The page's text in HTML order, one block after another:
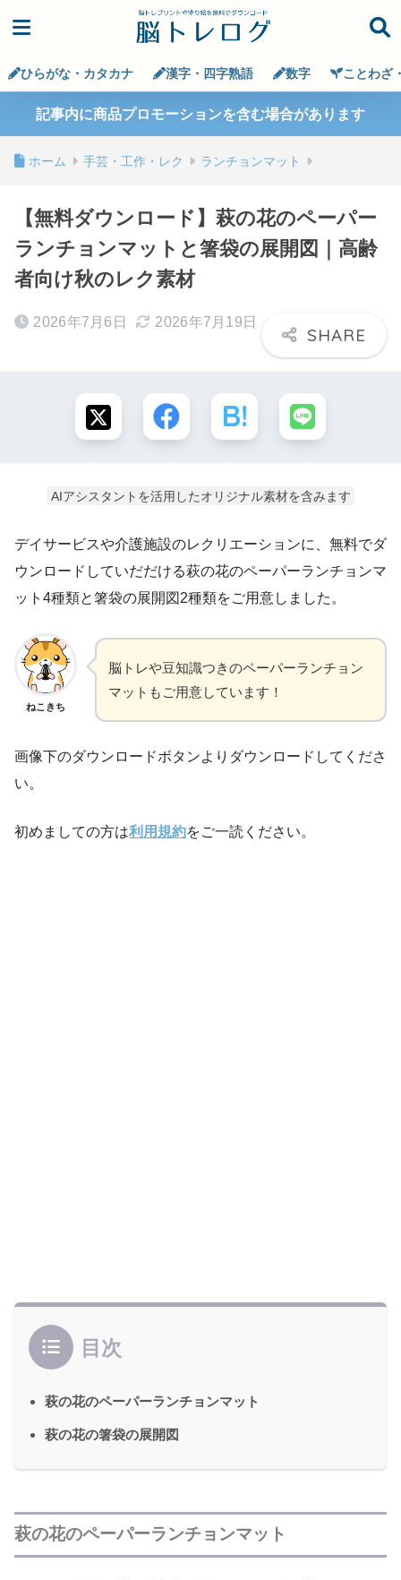
ひらがな・カタカナ 漢字・四字熟語 数字 ことわざ
記事内に商品プロモーションを含む場合があります
ホーム 手芸・工作・レク ランチョンマット
【無料ダウンロード】萩の花のペーパー
ランチョンマットと箸袋の展開図｜高齢
者向け秋のレク素材
2026年7月6日 2026年7月19日
AIアシスタントを活用したオリジナル素材を含みます
デイサービスや介護施設のレクリエーションに、無料でダ
ウンロードしていだだける萩の花のペーパーランチョンマ
ット4種類と箸袋の展開図2種類をご用意しました。
ねこきち
脳トレや豆知識つきのペーパーランチョン
マットもご用意しています！
画像下のダウンロードボタンよりダウンロードしてくださ
い。
初めましての方は利用規約をご一読ください。
目次
萩の花のペーパーランチョンマット
萩の花の箸袋の展開図
萩の花のペーパーランチョンマット